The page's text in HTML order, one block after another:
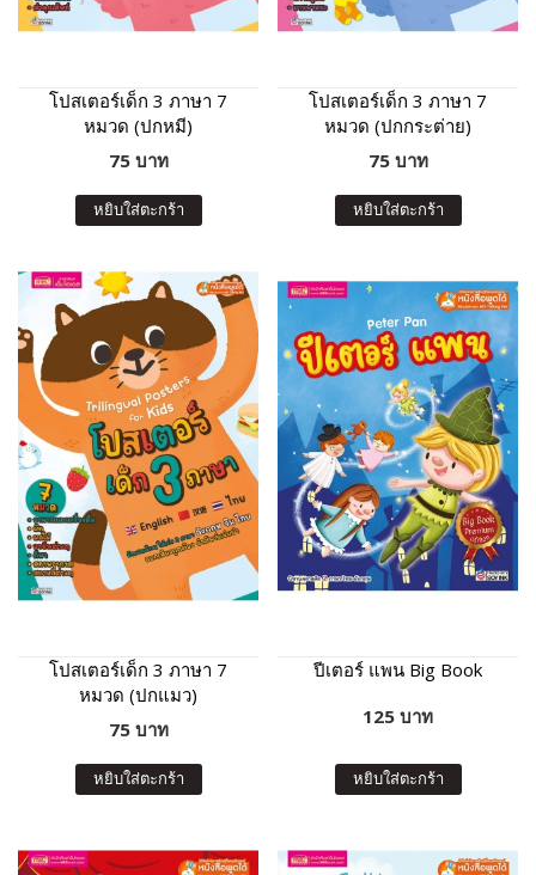
โปสเตอร์เด็ก 3 ภาษา 7
หมวด (ปกหมี)
75 บาท
หยิบใส่ตะกร้า
โปสเตอร์เด็ก 3 ภาษา 7
หมวด (ปกกระต่าย)
75 บาท
หยิบใส่ตะกร้า
โปสเตอร์เด็ก 3 ภาษา 7
หมวด (ปกแมว)
75 บาท
หยิบใส่ตะกร้า
ปีเตอร์ แพน Big Book
125 บาท
หยิบใส่ตะกร้า